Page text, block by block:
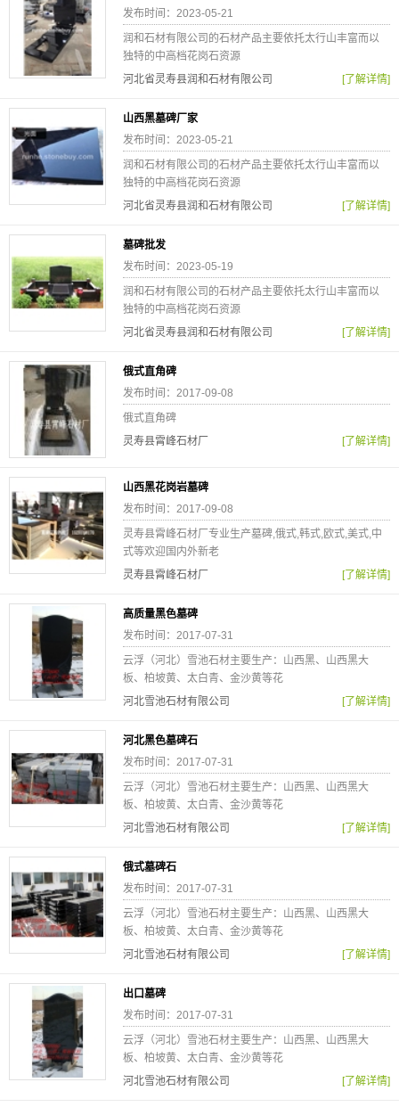
发布时间：2023-05-21
润和石材有限公司的石材产品主要依托太行山丰富而以
独特的中高档花岗石资源
河北省灵寿县润和石材有限公司
[了解详情]
山西黑墓碑厂家
发布时间：2023-05-21
润和石材有限公司的石材产品主要依托太行山丰富而以
独特的中高档花岗石资源
河北省灵寿县润和石材有限公司
[了解详情]
墓碑批发
发布时间：2023-05-19
润和石材有限公司的石材产品主要依托太行山丰富而以
独特的中高档花岗石资源
河北省灵寿县润和石材有限公司
[了解详情]
俄式直角碑
发布时间：2017-09-08
俄式直角碑
灵寿县霄峰石材厂
[了解详情]
山西黑花岗岩墓碑
发布时间：2017-09-08
灵寿县霄峰石材厂专业生产墓碑,俄式,韩式,欧式,美式,中
式等欢迎国内外新老
灵寿县霄峰石材厂
[了解详情]
高质量黑色墓碑
发布时间：2017-07-31
云浮（河北）雪池石材主要生产：山西黑、山西黑大
板、柏坡黄、太白青、金沙黄等花
河北雪池石材有限公司
[了解详情]
河北黑色墓碑石
发布时间：2017-07-31
云浮（河北）雪池石材主要生产：山西黑、山西黑大
板、柏坡黄、太白青、金沙黄等花
河北雪池石材有限公司
[了解详情]
俄式墓碑石
发布时间：2017-07-31
云浮（河北）雪池石材主要生产：山西黑、山西黑大
板、柏坡黄、太白青、金沙黄等花
河北雪池石材有限公司
[了解详情]
出口墓碑
发布时间：2017-07-31
云浮（河北）雪池石材主要生产：山西黑、山西黑大
板、柏坡黄、太白青、金沙黄等花
河北雪池石材有限公司
[了解详情]